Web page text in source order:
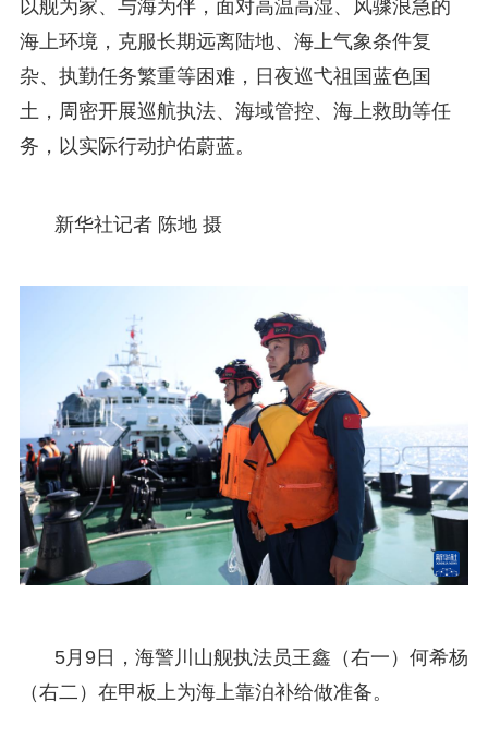
以舰为家、与海为伴，面对高温高湿、风骤浪急的
海上环境，克服长期远离陆地、海上气象条件复
杂、执勤任务繁重等困难，日夜巡弋祖国蓝色国
土，周密开展巡航执法、海域管控、海上救助等任
务，以实际行动护佑蔚蓝。
新华社记者 陈地 摄
5月9日，海警川山舰执法员王鑫（右一）何希杨
（右二）在甲板上为海上靠泊补给做准备。